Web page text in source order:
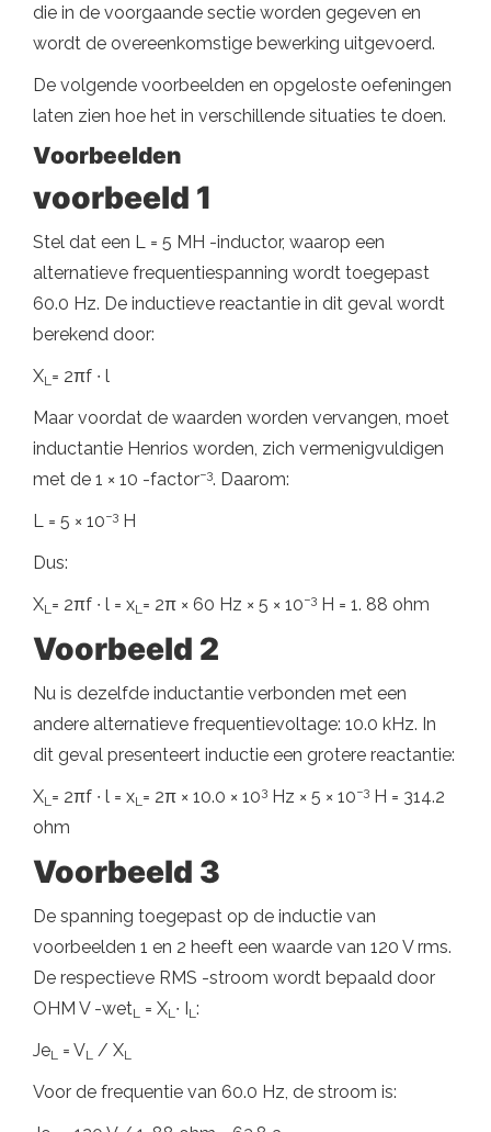
die in de voorgaande sectie worden gegeven en
wordt de overeenkomstige bewerking uitgevoerd.
De volgende voorbeelden en opgeloste oefeningen
laten zien hoe het in verschillende situaties te doen.
Voorbeelden
voorbeeld 1
Stel dat een L = 5 MH -inductor, waarop een
alternatieve frequentiespanning wordt toegepast
60.0 Hz. De inductieve reactantie in dit geval wordt
berekend door:
XL = 2πf ∙ l
Maar voordat de waarden worden vervangen, moet
inductantie Henrios worden, zich vermenigvuldigen
met de 1 × 10 -factor−3. Daarom:
L = 5 × 10−3 H
Dus:
XL = 2πf ∙ l = xL = 2π × 60 Hz × 5 × 10−3 H = 1. 88 ohm
Voorbeeld 2
Nu is dezelfde inductantie verbonden met een
andere alternatieve frequentievoltage: 10.0 kHz. In
dit geval presenteert inductie een grotere reactantie:
XL = 2πf ∙ l = xL = 2π × 10.0 × 103 Hz × 5 × 10−3 H = 314.2
ohm
Voorbeeld 3
De spanning toegepast op de inductie van
voorbeelden 1 en 2 heeft een waarde van 120 V rms.
De respectieve RMS -stroom wordt bepaald door
OHM V -wetL = XL ∙ IL :
JeL = VL / XL
Voor de frequentie van 60.0 Hz, de stroom is: